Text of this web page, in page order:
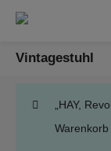
Vintagestuhl
„HAY,
Warenkorb